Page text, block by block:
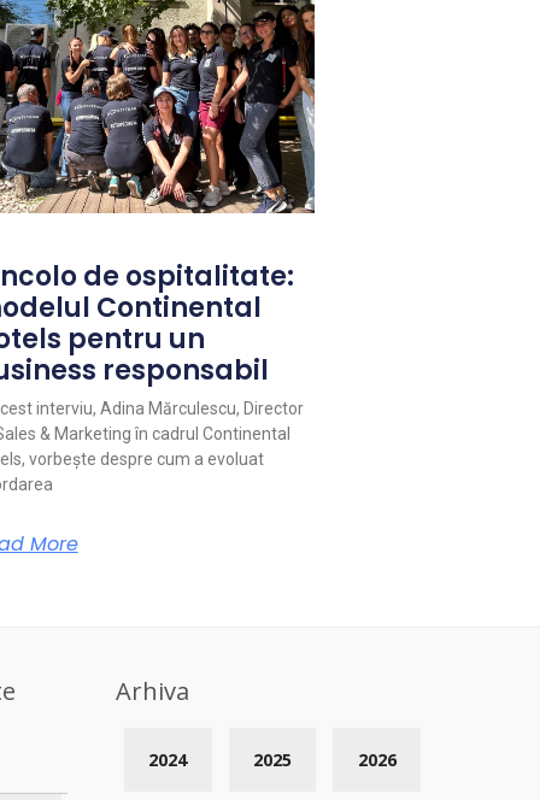
de ospitalitate:
Continental
pentru un
responsabil
interviu, Adina Mărculescu, Director
& Marketing în cadrul Continental
vorbește despre cum a evoluat
More
Arhiva
2026
2025
2024